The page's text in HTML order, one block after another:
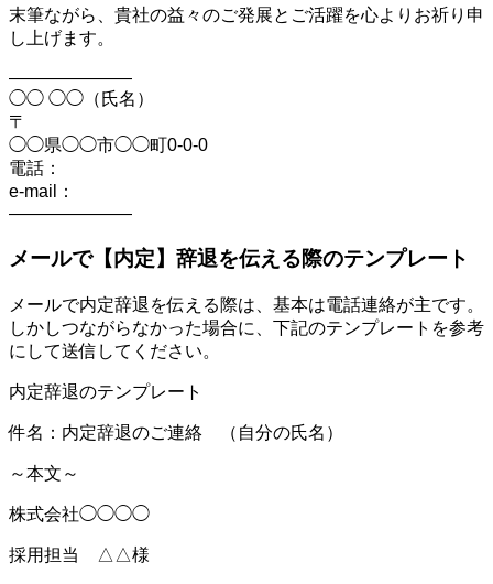
末筆ながら、貴社の益々のご発展とご活躍を心よりお祈り申
し上げます。
———————
◯◯ ◯◯（氏名）
〒
◯◯県◯◯市◯◯町0-0-0
電話：
e-mail：
———————
メールで【内定】辞退を伝える際のテンプレート
メールで内定辞退を伝える際は、基本は電話連絡が主です。
しかしつながらなかった場合に、下記のテンプレートを参考
にして送信してください。
内定辞退のテンプレート
件名：内定辞退のご連絡 （自分の氏名）
～本文～
株式会社◯◯◯◯
採用担当 △△様